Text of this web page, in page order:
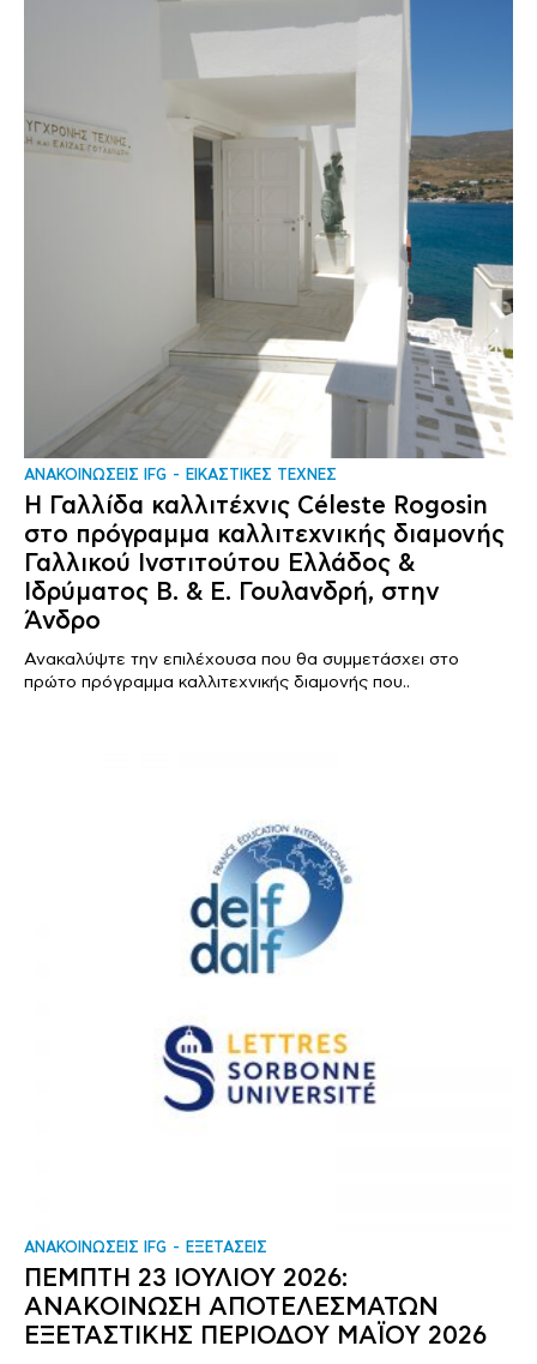
ΑΝΑΚΟΙΝΩΣΕΙΣ IFG ΕΙΚΑΣΤΙΚΕΣ ΤΕΧΝΕΣ
Η Γαλλίδα καλλιτέχνις Céleste Rogosin
στο πρόγραμμα καλλιτεχνικής διαμονής
Γαλλικού Ινστιτούτου Ελλάδος &
Ιδρύματος Β. & Ε. Γουλανδρή, στην
Άνδρο
Ανακαλύψτε την επιλέχουσα που θα συμμετάσχει στο
πρώτο πρόγραμμα καλλιτεχνικής διαμονής που..
ΑΝΑΚΟΙΝΩΣΕΙΣ IFG ΕΞΕΤΑΣΕΙΣ
ΠΕΜΠΤΗ 23 ΙΟΥΛΙΟΥ 2026:
ΑΝΑΚΟΙΝΩΣΗ ΑΠΟΤΕΛΕΣΜΑΤΩΝ
ΕΞΕΤΑΣΤΙΚΗΣ ΠΕΡΙΟΔΟΥ ΜΑΪΟΥ 2026